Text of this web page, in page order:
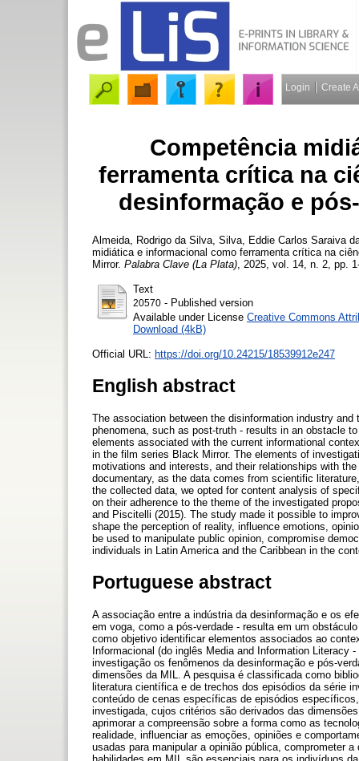
Login Create
Competência
ferramenta crítica na
desinformação e
Almeida, Rodrigo da Silva Silva, Eddie Carlos Saraiva
midiática e informacional como ferramenta crítica na
Mirror. Palabra Clave (La Plata) , 2025, vol. 14, n. 2, pp.
Text
20570 - Published version
Available under License Creative Commons
Download (4kB)
Official URL: https://doi.org/10.24215/18539912e247
English abstract
The association between the disinformation industry
phenomena, such as post-truth - results in an obstacle
elements associated with the current informational
in the film series Black Mirror. The elements of
motivations and interests, and their relationships with
documentary, as the data comes from scientific
the collected data, we opted for content analysis of
on their adherence to the theme of the investigated
and Piscitelli (2015). The study made it possible to
shape the perception of reality, influence emotions,
be used to manipulate public opinion, compromise
individuals in Latin America and the Caribbean in the
Portuguese abstract
A associação entre a indústria da desinformação e os
em voga, como a pós-verdade - resulta em um
como objetivo identificar elementos associados ao
Informacional (do inglês Media and Information
investigação os fenômenos da desinformação e pós-
dimensões da MIL. A pesquisa é classificada como
literatura científica e de trechos dos episódios da série
conteúdo de cenas específicas de episódios
investigada, cujos critérios são derivados das
aprimorar a compreensão sobre a forma como as
realidade, influenciar as emoções, opiniões e
usadas para manipular a opinião pública, comprometer